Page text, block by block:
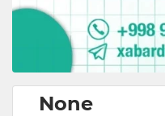
None